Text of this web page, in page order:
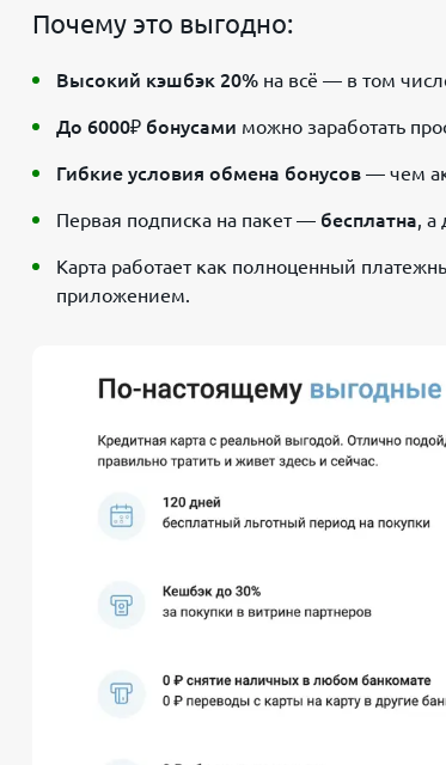
Почему это выгодно:
Высокий кэшбэк 20% на всё — в том
До 6000₽ бонусами можно заработать
Гибкие условия обмена бонусов — чем
Первая подписка на пакет — бесплатна, а
Карта работает как полноценный
приложением.